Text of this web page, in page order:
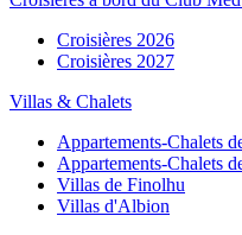
Croisières 2026
Croisières 2027
Villas & Chalets
Appartements-Chalets
Appartements-Chalets
Villas de Finolhu
Villas d'Albion